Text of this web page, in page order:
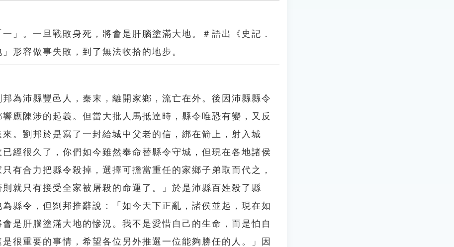
」。一旦戰敗身死，將會是肝腦塗滿大地。＃語出《史記．
形容做事失敗，到了無法收拾的地步。
為沛縣豐邑人，秦末，離開家鄉，流亡在外。後因沛縣縣令
應陳涉的起義。但當大批人馬抵達時，縣令唯恐有變，又反
。劉邦於是寫了一封給城中父老的信，綁在箭上，射入城
經很久了，你們如今雖然奉命替縣令守城，但現在各地諸侯
有合力把縣令殺掉，選擇可擔當重任的家鄉子弟取而代之，
就只有接受全家被屠殺的命運了。」於是沛縣百姓殺了縣
縣令，但劉邦推辭說：「如今天下正亂，諸侯並起，現在如
是肝腦塗滿大地的慘況。我不是愛惜自己的生命，而是怕自
很重要的事情，希望各位另外推選一位能夠勝任的人。」因